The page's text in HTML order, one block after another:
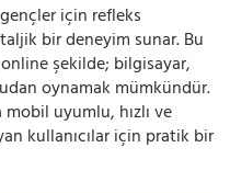
için refleks
bir deneyim sunar. Bu
şekilde; bilgisayar,
oynamak mümkündür.
uyumlu, hızlı ve
kullanıcılar için pratik bir